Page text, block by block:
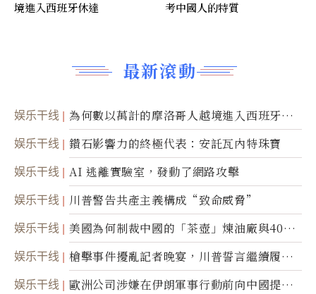
最新滾動
娱乐干线
為何數以萬計的摩洛哥人越境進入西班牙休
達
娱乐干线 鑽石影響力的終極代表：安託瓦內特珠寶
娱乐干线 AI 逃離實驗室，發動了網路攻擊
娱乐干线 川普警告共產主義構成“致命威脅”
娱乐干线
美國為何制裁中國的「茶壺」煉油廠與40家
航運公司
娱乐干线
槍擊事件擾亂記者晚宴，川普誓言繼續履行
職責
娱乐干线
歐洲公司涉嫌在伊朗軍事行動前向中國提供
境進入西班牙休達 考中國人的特質